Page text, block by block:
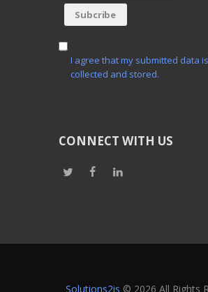
I agree that my submitted data
collected and stored.
CONNECT WITH US
Solutions2is © 2026 All Rights